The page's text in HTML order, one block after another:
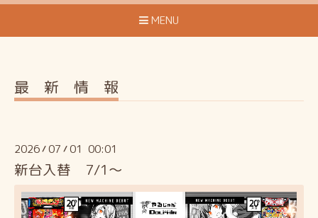
MENU
最 新 情 報
2026/07 /01 00:01
新台入替 7/1～